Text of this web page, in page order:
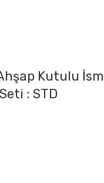
Kutulu
: STD